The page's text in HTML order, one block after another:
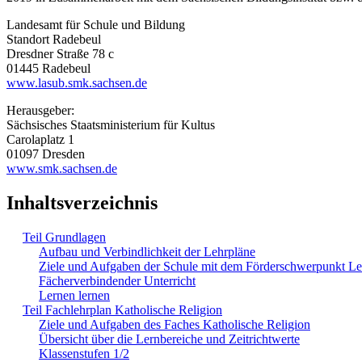
Landesamt für Schule und Bildung
Standort Radebeul
Dresdner Straße 78 c
01445 Radebeul
www.lasub.smk.sachsen.de
Herausgeber:
Sächsisches Staatsministerium für Kultus
Carolaplatz 1
01097 Dresden
www.smk.sachsen.de
Inhaltsverzeichnis
Teil Grundlagen
Aufbau und Verbindlichkeit der Lehrpläne
Ziele und Aufgaben der Schule mit dem Förderschwerpunkt
Fächerverbindender Unterricht
Lernen lernen
Teil Fachlehrplan Katholische Religion
Ziele und Aufgaben des Faches Katholische Religion
Übersicht über die Lernbereiche und Zeitrichtwerte
Klassenstufen 1/2